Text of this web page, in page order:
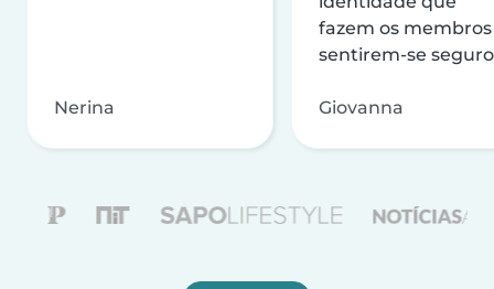
Nerina
fazem os membros
sentirem-se
Giovanna